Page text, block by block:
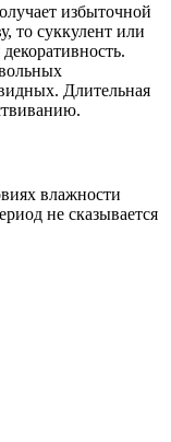
избыточной
то суккулент или
Длительная
влажности
не сказывается